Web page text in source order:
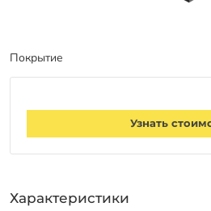
Покрытие
Узнать
Характеристики